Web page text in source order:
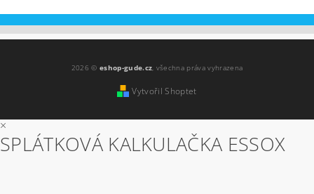
2026 ©eshop-gude.cz, všechna práva vyhrazena
Vytvořil Shoptet
×
SPLÁTKOVÁ KALKULAČKA ESSOX